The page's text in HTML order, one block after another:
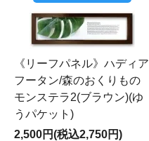
《リーフパネル》ハディア
フータン/森のおくりもの
モンステラ2(ブラウン)(ゆ
うパケット)
2,500円(税込2,750円)